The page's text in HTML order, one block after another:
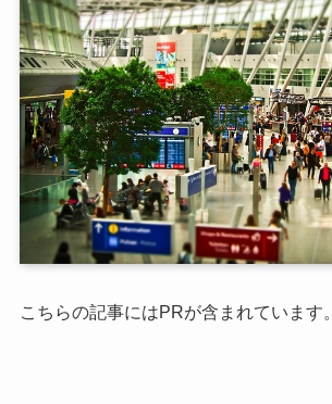
こちらの記事にはPRが含まれています。